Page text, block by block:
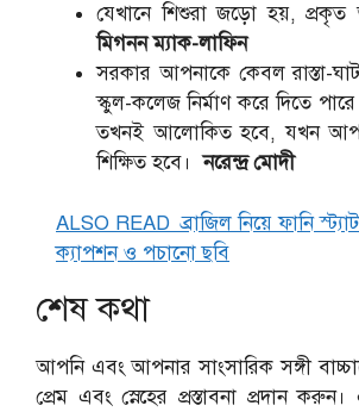
যেখানে শিশুরা জড়ো হয়, প্রকৃত
মিগনন ম্যাক-লাফিন
সরকার আপনাকে কেবল রাস্তা-
স্কুল-কলেজ নির্মাণ করে দিতে
তখনই আলোকিত হবে, যখন
শিক্ষিত হবে।নরেন্দ্র মোদী
ALSO READ ব্রাজিল নিয়ে ফানি
ক্যাপশন ও পচানো ছবি
শেষ কথা
আপনি এবং আপনার সাংসারিক সঙ্গী
প্রেম এবং স্নেহের প্রস্তাবনা প্রদান